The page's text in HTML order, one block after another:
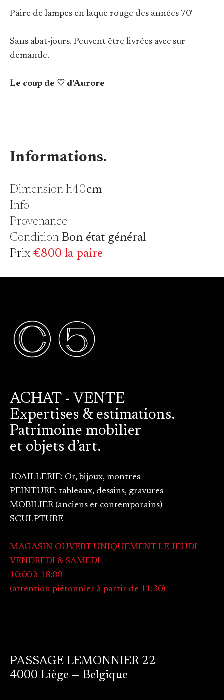
Paire de lampes en laque rouge des années 70'
Sans abat-jours. Peuvent être livrées avec sur
demande.
Le coup de ♡ d'Aurore
Informations.
Dimension h40cm
Info
Provenance
Condition Bon état général
Prix€800 la paire
ACHAT - VENTE
Expertises & estimations.
Patrimoine mobilier
et objets d’art.
JOAILLERIE: Or, bijoux, montres
PEINTURE: tableaux, dessins, gravures
MOBILIER (anciens et contemporains)
SCULPTURE
MAGASIN OUVERT UNIQUEMENT LE JEUDI
VENDREDI & SAMEDI
10:00 à 18:00
(attention piétonnier à partir de 11:30)
PASSAGE LEMONNIER 22
4000 Liège — Belgique